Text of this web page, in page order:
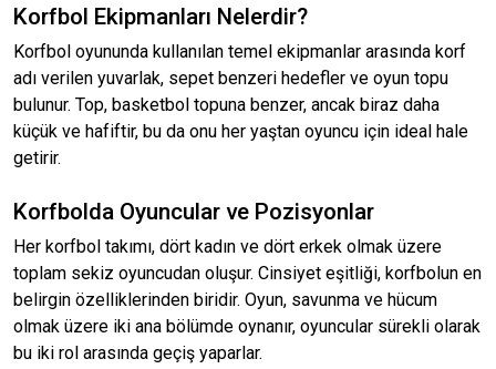
Korfbol Ekipmanları Nelerdir?
Korfbol oyununda kullanılan temel ekipmanlar arasında korf
adı verilen yuvarlak, sepet benzeri hedefler ve oyun topu
bulunur. Top, basketbol topuna benzer, ancak biraz daha
küçük ve hafiftir, bu da onu her yaştan oyuncu için ideal hale
getirir.
Korfbolda Oyuncular ve Pozisyonlar
Her korfbol takımı, dört kadın ve dört erkek olmak üzere
toplam sekiz oyuncudan oluşur. Cinsiyet eşitliği, korfbolun en
belirgin özelliklerinden biridir. Oyun, savunma ve hücum
olmak üzere iki ana bölümde oynanır, oyuncular sürekli olarak
bu iki rol arasında geçiş yaparlar.